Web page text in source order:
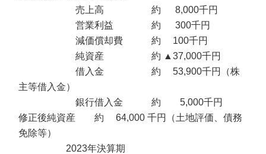
売上高 約 8,000千円
営業利益 約 300千円
減価償却費 約 100千円
純資産 約 ▲37,000千円
借入金 約 53,900千円（株
主等借入金）
銀行借入金 約 5,000千円
修正後純資産 約 64,000 千円（土地評価、債務
免除等）
2023年決算期